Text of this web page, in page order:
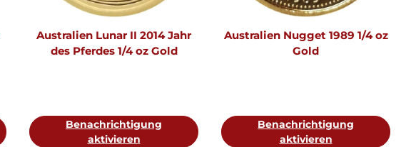
Australien Lunar II 2014 Jahr
des Pferdes 1/4 oz Gold
Benachrichtigung
aktivieren
Australien Nugget 1989 1/4 oz
Gold
Benachrichtigung
aktivieren